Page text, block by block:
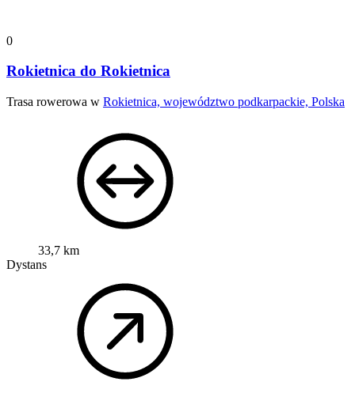
0
Rokietnica do Rokietnica
Trasa rowerowa w Rokietnica, województwo podkarpackie, Polska
33,7 km
Dystans